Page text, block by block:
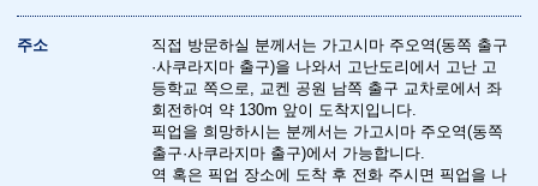
주소
직접 방문하실 분께서는 가고시마 주오역(동쪽 출구
·사쿠라지마 출구)을 나와서 고난도리에서 고난 고
등학교 쪽으로, 교켄 공원 남쪽 출구 교차로에서 좌
회전하여 약 130m 앞이 도착지입니다.
픽업을 희망하시는 분께서는 가고시마 주오역(동쪽
출구·사쿠라지마 출구)에서 가능합니다.
역 혹은 픽업 장소에 도착 후 전화 주시면 픽업을 나